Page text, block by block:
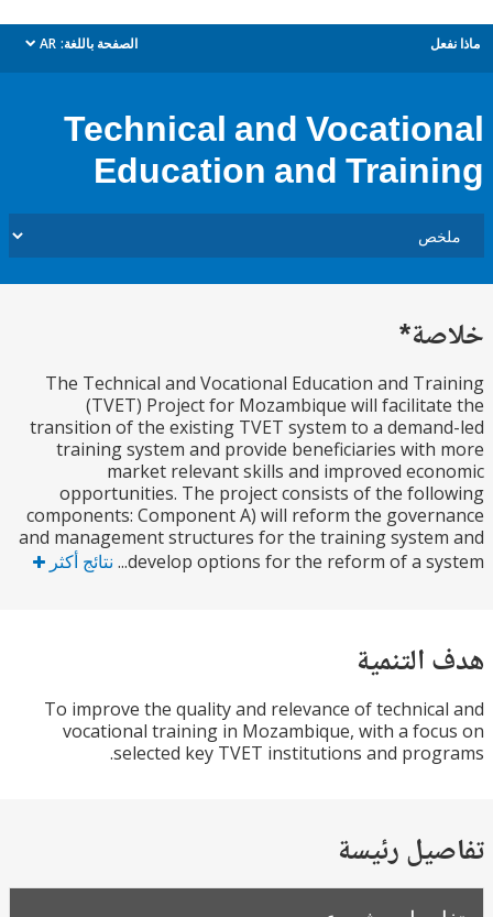
الصفحة باللغة: AR
dropdown
Technical and
Education and
The Technical and Vocational Education and
(TVET) Project for Mozambique will
transition of the existing TVET system to a
training system and provide beneficiaries
market relevant skills and improved
opportunities. The project consists of the
components: Component A) will reform the
and management structures for the training
develop options for the reform of a
نتائج أكثر
To improve the quality and relevance of
vocational training in Mozambique, with a
selected key TVET institutions and
رئيسة